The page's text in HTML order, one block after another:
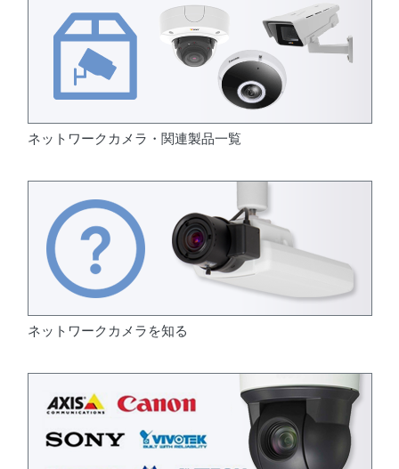
ネットワークカメラ・関連製品一覧
ネットワークカメラを知る